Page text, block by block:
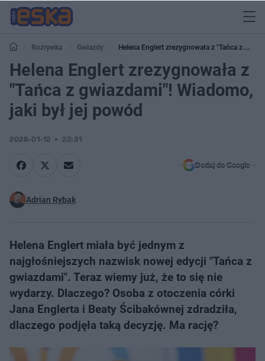
Rozrywka Gwiazdy
Helena Englert zrezygnowała z "Tańca z
gwiazdami"! Wiadomo, jaki był jej powód
Helena Englert zrezygnowała z
"Tańca z gwiazdami"! Wiadomo,
jaki był jej powód
2026-01-12 22:31
Dodaj do Google
Adrian Rybak
Helena Englert miała być jednym z
najgłośniejszych nazwisk nowej edycji "Tańca z
gwiazdami". Teraz wiemy już, że to się nie
wydarzy. Dlaczego? Osoba z otoczenia córki
Jana Englerta i Beaty Ścibakównej zdradziła,
dlaczego podjęła taką decyzję. Ma rację?